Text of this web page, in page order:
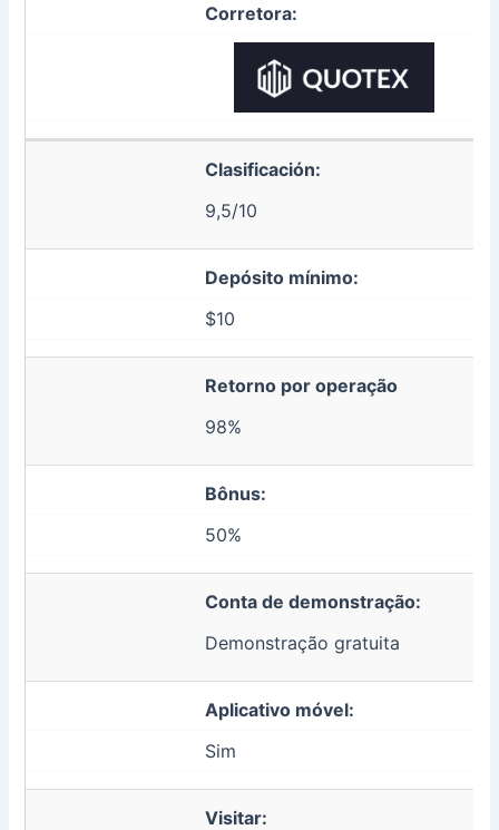
Corretora:
Clasificación:
9,5/10
Depósito mínimo:
$10
Retorno por operação
98%
Bônus:
50%
Conta de demonstração:
Demonstração gratuita
Aplicativo móvel:
Sim
Visitar: